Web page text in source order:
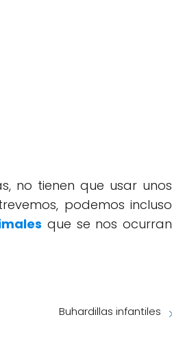
no tienen que usar unos
podemos incluso
que se nos ocurran
Buhardillas infantiles